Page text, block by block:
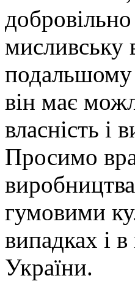
мисливську
подальшому
він має
власність і
Просимо
гумовими
випадках і
України.